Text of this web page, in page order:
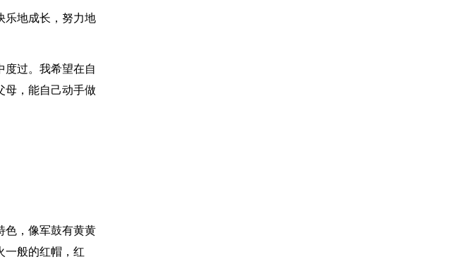
乐地成长，努力地
度过。我希望在自
母，能自己动手做
色，像军鼓有黄黄
一般的红帽，红